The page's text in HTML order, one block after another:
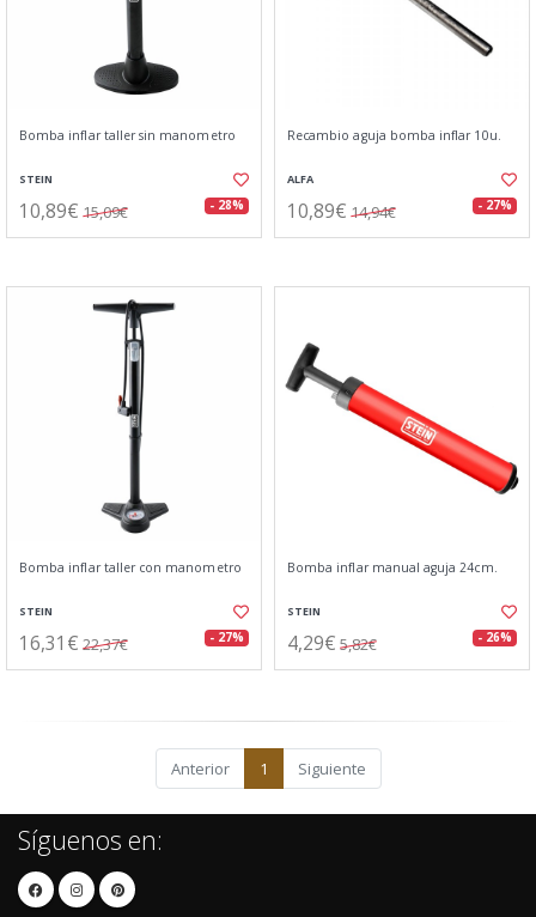
Bomba inflar taller sin manometro
STEIN
10,89€ 15,09€ - 28%
Recambio aguja bomba inflar 10u.
ALFA
10,89€ 14,94€ - 27%
Bomba inflar taller con manometro
STEIN
16,31€ 22,37€ - 27%
Bomba inflar manual aguja 24cm.
STEIN
4,29€ 5,82€ - 26%
Anterior 1 Siguiente
Síguenos en: